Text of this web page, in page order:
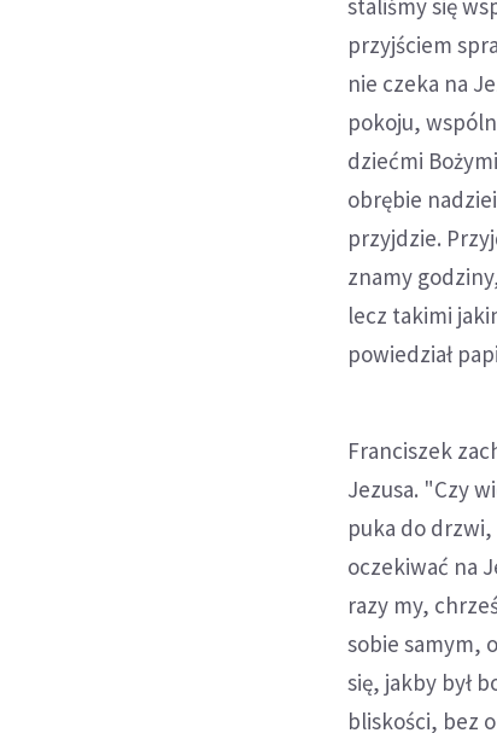
przyjściem
nie czeka na
pokoju,
dziećmi
obrębie
przyjdzie.
znamy
lecz takimi
powiedział
Franciszek
Jezusa. "Czy
puka do
oczekiwać na
razy my,
sobie samym,
się, jakby był
bliskości, bez